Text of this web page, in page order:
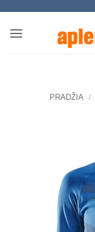
content
PRADŽIA /